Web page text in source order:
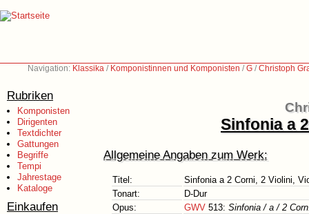
Navigation: Klassika / Komponistinnen und Komponisten /G /Christoph
Rubriken
Komponisten
Dirigenten
Textdichter
Gattungen
Begriffe
Tempi
Jahrestage
Kataloge
Einkaufen
Sinfonia a
Allgemeine Angaben zum Werk:
Titel:
Sinfonia a 2 Corni, 2 Violini,
Tonart:
D-Dur
Opus:
GWV 513: Sinfonia / a / 2